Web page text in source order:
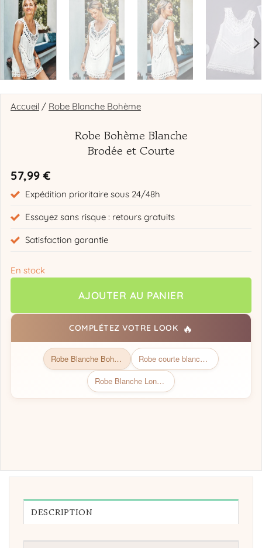
Accueil / Robe Blanche Bohème
Robe Bohème Blanche
Brodée et Courte
57,99 €
Expédition prioritaire sous 24/48h
Essayez sans risque : retours gratuits
Satisfaction garantie
En stock
AJOUTER AU PANIER
COMPLÉTEZ VOTRE LOOK 🔥
Robe Blanche Bohème | Collection Bohémienne Chic
Robe courte blanche dentelle
Robe Blanche Longue Automne
DESCRIPTION